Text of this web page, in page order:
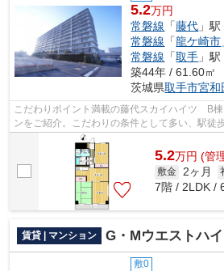
5.2万円
常磐線 「藤代 」
常磐線 「龍ケ崎市
常磐線 「取手 」
築44年 / 61.60㎡
茨城県取手市宮和
こだわりポイント満載の藤代スカイハイツ B
ンをご紹介。こだわりの条件として多い、駅徒
ター付き物件です。アパートマンション...
5.2万円 (管
敷金 2ヶ月
7階 / 2LDK /
賃貸 | マンション G・Mウエストハ
敷0